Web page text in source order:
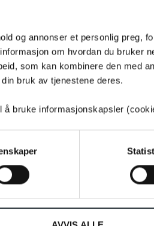
og annonser et personlig preg,
om hvordan du bruker
som kan kombinere den med
bruk av tjenestene deres.
bruke informasjonskapsler
Kjede -9 gir (KMC - X9 NP/NP)
UTSOLGT